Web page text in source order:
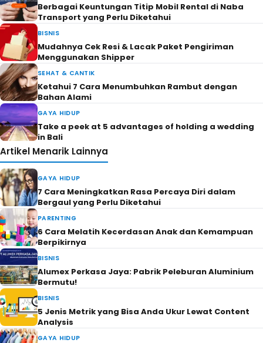
Berbagai Keuntungan Titip Mobil Rental di Naba
Transport yang Perlu Diketahui
BISNIS
Mudahnya Cek Resi & Lacak Paket Pengiriman
Menggunakan Shipper
SEHAT & CANTIK
Ketahui 7 Cara Menumbuhkan Rambut dengan
Bahan Alami
GAYA HIDUP
Take a peek at 5 advantages of holding a wedding
in Bali
Artikel Menarik Lainnya
GAYA HIDUP
7 Cara Meningkatkan Rasa Percaya Diri dalam
Bergaul yang Perlu Diketahui
PARENTING
6 Cara Melatih Kecerdasan Anak dan Kemampuan
Berpikirnya
BISNIS
Alumex Perkasa Jaya: Pabrik Peleburan Aluminium
Bermutu!
BISNIS
5 Jenis Metrik yang Bisa Anda Ukur Lewat Content
Analysis
GAYA HIDUP